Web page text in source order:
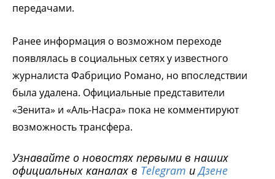
передачами.
Ранее информация о возможном переходе
появлялась в социальных сетях у известного
журналиста Фабрицио Романо, но впоследствии
была удалена. Официальные представители
«Зенита» и «Аль-Насра» пока не комментируют
возможность трансфера.
Узнавайте о новостях первыми в наших
официальных каналах в Telegram иДзене